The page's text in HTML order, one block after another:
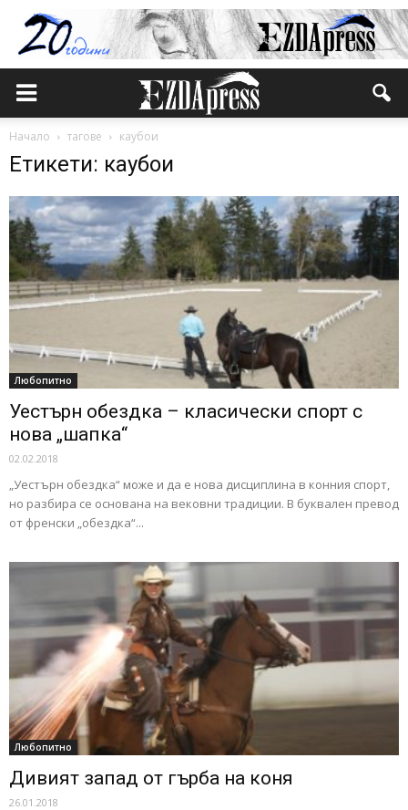
Начало тагове каубои
Етикети: каубои
Любопитно
Уестърн обездка – класически спорт с
нова „шапка“
02.02.2018
„Уестърн обездка“ може и да е нова дисциплина в конния спорт,
но разбира се основана на вековни традиции. В буквален превод
от френски „обездка“...
Любопитно
Дивият запад от гърба на коня
26.01.2018